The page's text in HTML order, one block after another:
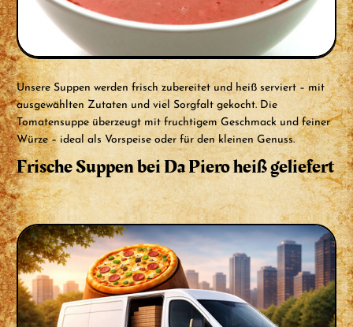
Unsere Suppen werden frisch zubereitet und heiß serviert – mit
ausgewählten Zutaten und viel Sorgfalt gekocht. Die
Tomatensuppe überzeugt mit fruchtigem Geschmack und feiner
Würze – ideal als Vorspeise oder für den kleinen Genuss.
Frische Suppen bei Da Piero heiß geliefert